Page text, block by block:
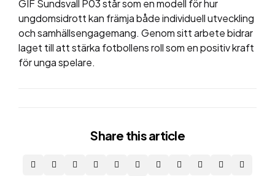
GIF Sundsvall P03 står som en modell för hur
ungdomsidrott kan främja både individuell utveckling
och samhällsengagemang. Genom sitt arbete bidrar
laget till att stärka fotbollens roll som en positiv kraft
för unga spelare.
Share this article